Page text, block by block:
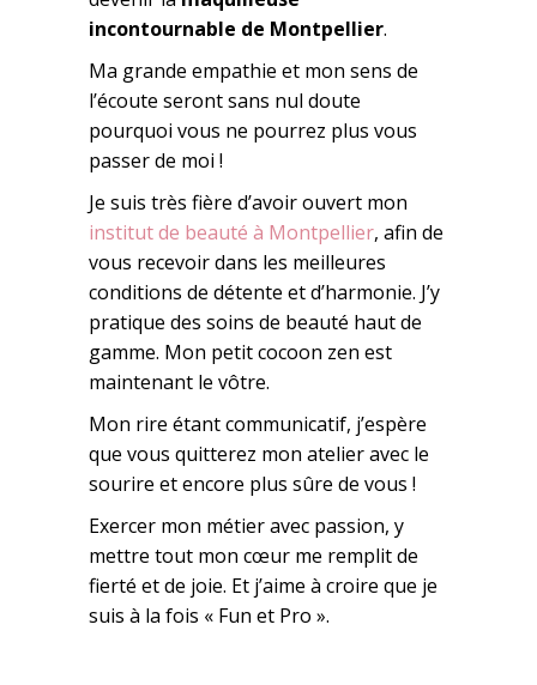
incontournable de Montpellier.
Ma grande empathie et mon sens de
l’écoute seront sans nul doute
pourquoi vous ne pourrez plus vous
passer de moi !
Je suis très fière d’avoir ouvert mon
institut de beauté à Montpellier, afin de
vous recevoir dans les meilleures
conditions de détente et d’harmonie. J’y
pratique des soins de beauté haut de
gamme. Mon petit cocoon zen est
maintenant le vôtre.
Mon rire étant communicatif, j’espère
que vous quitterez mon atelier avec le
sourire et encore plus sûre de vous !
Exercer mon métier avec passion, y
mettre tout mon cœur me remplit de
fierté et de joie. Et j’aime à croire que je
suis à la fois « Fun et Pro ».